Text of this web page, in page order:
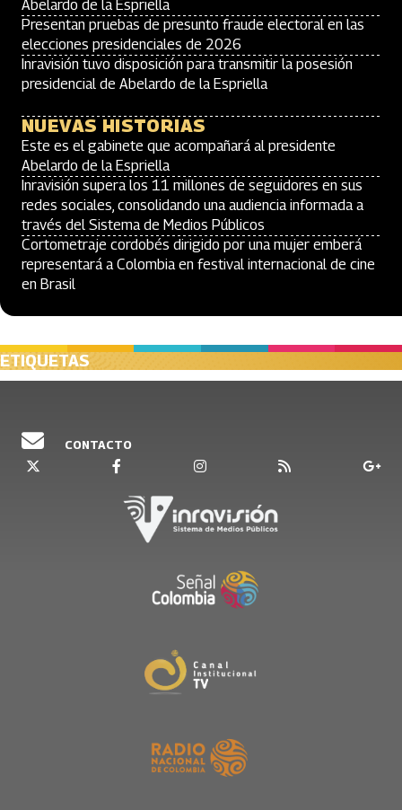
Abelardo de la Espriella
Presentan pruebas de presunto fraude electoral en las
elecciones presidenciales de 2026
Inravisión tuvo disposición para transmitir la posesión
presidencial de Abelardo de la Espriella
NUEVAS HISTORIAS
Este es el gabinete que acompañará al presidente
Abelardo de la Espriella
Inravisión supera los 11 millones de seguidores en sus
redes sociales, consolidando una audiencia informada a
través del Sistema de Medios Públicos
Cortometraje cordobés dirigido por una mujer emberá
representará a Colombia en festival internacional de cine
en Brasil
ETIQUETAS
CONTACTO